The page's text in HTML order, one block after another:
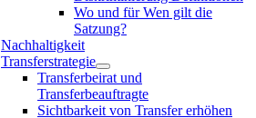
Wo und für Wen gilt die
Satzung?
Nachhaltigkeit
Transferstrategie
Transferbeirat und
Transferbeauftragte
Sichtbarkeit von Transfer erhöhen